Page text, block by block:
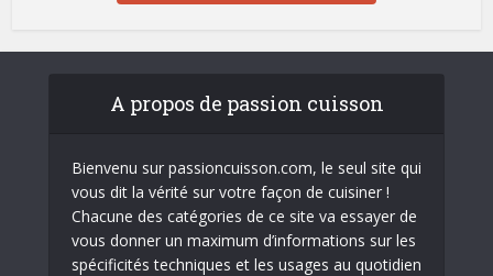
A propos de passion cuisson
Bienvenu sur passioncuisson.com, le seul site qui
vous dit la vérité sur votre façon de cuisiner !
Chacune des catégories de ce site va essayer de
vous donner un maximum d’informations sur les
spécificités techniques et les usages au quotidien